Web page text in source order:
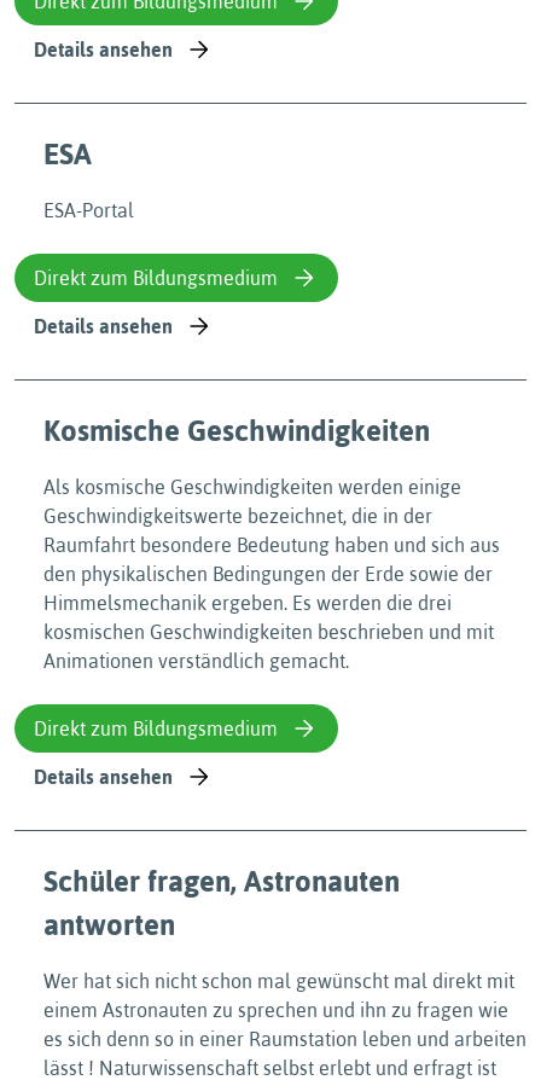
Details ansehen
ESA
ESA-Portal
Direkt zum Bildungsmedium
Details ansehen
Kosmische Geschwindigkeiten
Als kosmische Geschwindigkeiten werden einige
Geschwindigkeitswerte bezeichnet, die in der
Raumfahrt besondere Bedeutung haben und sich aus
den physikalischen Bedingungen der Erde sowie der
Himmelsmechanik ergeben. Es werden die drei
kosmischen Geschwindigkeiten beschrieben und mit
Animationen verständlich gemacht.
Direkt zum Bildungsmedium
Details ansehen
Schüler fragen, Astronauten
antworten
Wer hat sich nicht schon mal gewünscht mal direkt mit
einem Astronauten zu sprechen und ihn zu fragen wie
es sich denn so in einer Raumstation leben und arbeiten
lässt ! Naturwissenschaft selbst erlebt und erfragt ist